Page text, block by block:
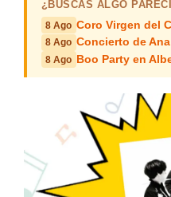
¿BUSCAS ALGO
8 Ago Coro Virgen del
8 Ago Concierto de
8 Ago Boo Party en